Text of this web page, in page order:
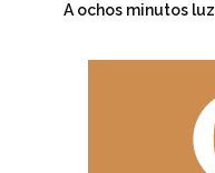
A ochos minutos luz